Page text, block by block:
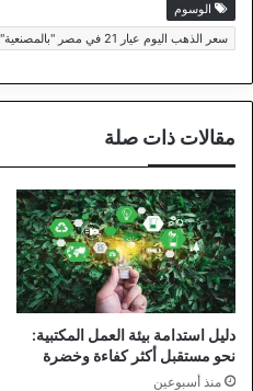
الوسوم
سعر الذهب اليوم عيار 21 في مصر "بالمصنعية" (تحديث الجمعة لحظة بلحظة)
مقالات ذات صلة
دليل استدامة بيئة العمل المكتبية:
نحو مستقبل أكثر كفاءة وخضرة
منذ أسبوعين